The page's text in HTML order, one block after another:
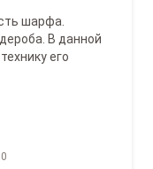
шарфа.
В данной
его
0